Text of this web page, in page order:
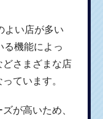
よい店が多い
る機能によっ
どさまざまな店
ています。
が高いため、